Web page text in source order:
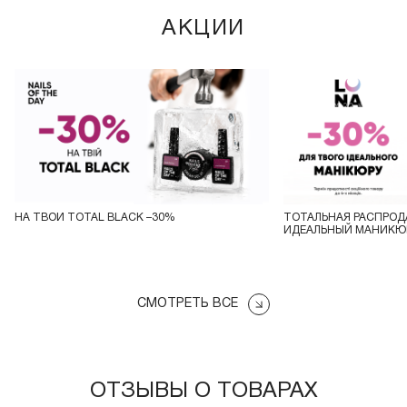
АКЦИИ
НА ТВОЙ TOTAL BLACK –30%
ТОТАЛЬНАЯ
ИДЕАЛЬНЫЙ
СМОТРЕТЬ ВСЕ
ОТЗЫВЫ О ТОВАРАХ